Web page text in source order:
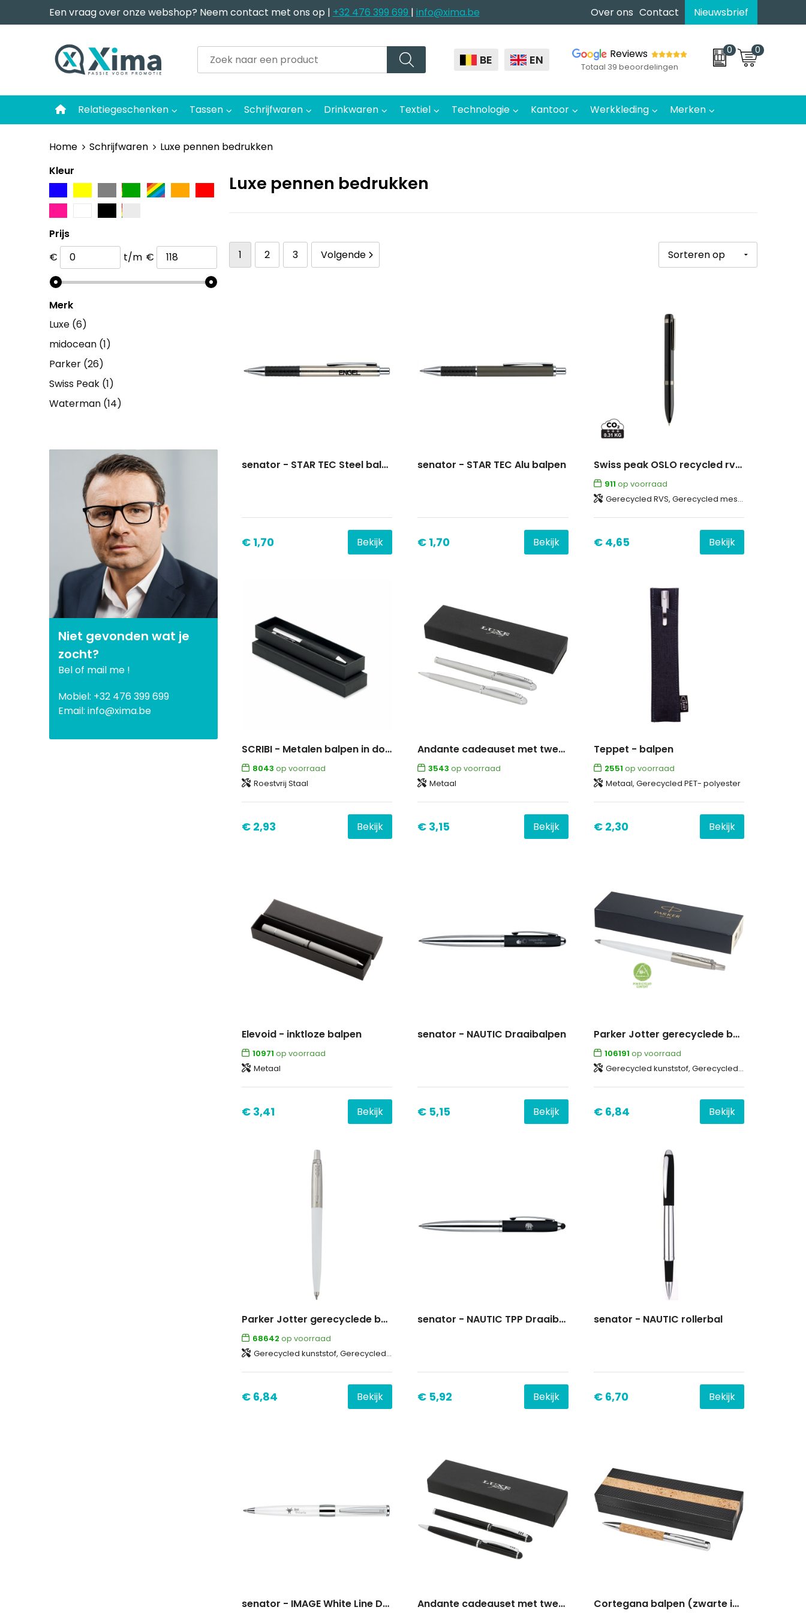
Een vraag over onze webshop? Neem contact met ons op | +32 476 399 699 | info@xima.be Over ons Contact Nieuwsbrief
BE EN Reviews
Totaal 39 beoordelingen
0 0
Relatiegeschenken Tassen Schrijfwaren Drinkwaren Textiel Technologie Kantoor Werkkleding Merken
Home Schrijfwaren
Luxe pennen bedrukken
Kleur
Prijs
€
t/m €
Merk
Luxe (6)
midocean (1)
Parker (26)
Swiss Peak (1)
Waterman (14)
Niet gevonden wat je
zocht?
Bel of mail me !
Mobiel: +32 476 399 699
Email: info@xima.be
Luxe pennen bedrukken
1 2 3 Volgende
senator - STAR TEC Steel balpen
€ 1,70 Bekijk
senator - STAR TEC Alu balpen
€ 1,70 Bekijk
Swiss peak OSLO recycled rvs deluxe pen
911 op voorraad
Gerecycled RVS, Gerecycled messing
€ 4,65 Bekijk
SCRIBI - Metalen balpen in doosje
8043 op voorraad
Roestvrij Staal
€ 2,93 Bekijk
Andante cadeauset met twee pennen (zwarte inkt)
3543 op voorraad
Metaal
€ 3,15 Bekijk
Teppet - balpen
2551 op voorraad
Metaal, Gerecycled PET- polyester
€ 2,30 Bekijk
Elevoid - inktloze balpen
10971 op voorraad
Metaal
€ 3,41 Bekijk
senator - NAUTIC Draaibalpen
€ 5,15 Bekijk
Parker Jotter gerecyclede balpen (blauwe inkt)
106191 op voorraad
Gerecycled kunststof, Gerecycled roestvrij staal
€ 6,84 Bekijk
Parker Jotter gerecyclede balpen (zwarte inkt)
68642 op voorraad
Gerecycled kunststof, Gerecycled roestvrij staal
€ 6,84 Bekijk
senator - NAUTIC TPP Draaibalpen
€ 5,92 Bekijk
senator - NAUTIC rollerbal
€ 6,70 Bekijk
senator - IMAGE White Line Draaibalpen Andante cadeauset met twee pennen (zwarte inkt) Cortegana balpen (zwarte inkt)